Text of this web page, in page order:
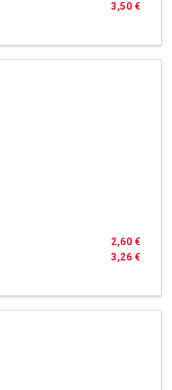
3,50 €
3,26 €
2,60 €